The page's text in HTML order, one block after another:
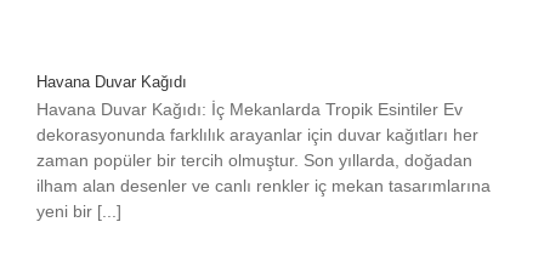
Havana Duvar Kağıdı
Havana Duvar Kağıdı: İç Mekanlarda Tropik Esintiler Ev
dekorasyonunda farklılık arayanlar için duvar kağıtları her
zaman popüler bir tercih olmuştur. Son yıllarda, doğadan
ilham alan desenler ve canlı renkler iç mekan tasarımlarına
yeni bir [...]